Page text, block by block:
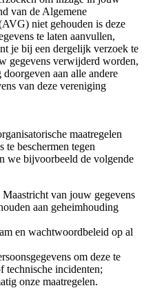
van de Algemene
niet gehouden is deze
te laten aanvullen,
je bij een dergelijk verzoek te
gegevens verwijderd worden,
aan alle andere
van deze vereniging
maatregelen
te beschermen tegen
we bijvoorbeeld de volgende
van jouw gegevens
aan geheimhouding
en wachtwoordbeleid op al
om deze te
technische incidenten;
onze maatregelen.